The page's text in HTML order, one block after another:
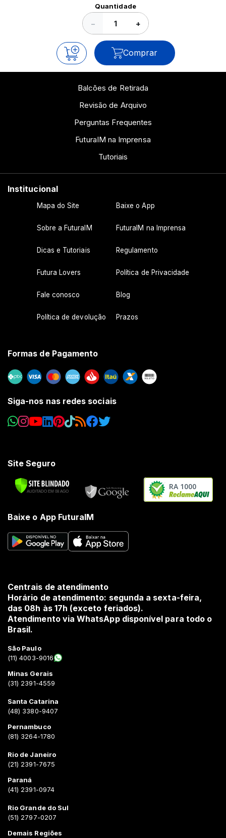
Quantidade
− +
Comprar
Balcões de Retirada
Revisão de Arquivo
Perguntas Frequentes
FuturaIM na Imprensa
Tutoriais
Institucional
Mapa do Site Baixe o App
Sobre a FuturaIM FuturaIM na Imprensa
Dicas e Tutoriais Regulamento
Futura Lovers Política de Privacidade
Fale conosco Blog
Política de devolução Prazos
Formas de Pagamento
Siga-nos nas redes sociais
Site Seguro
RA 1000
Baixe o App FuturaIM
Centrais de atendimento
Horário de atendimento: segunda a sexta-feira,
das 08h às 17h (exceto feriados).
Atendimento via WhatsApp disponível para todo o
Brasil.
São Paulo
(11) 4003-9016
Minas Gerais
(31) 2391-4559
Santa Catarina
(48) 3380-9407
Pernambuco
(81) 3264-1780
Rio de Janeiro
(21) 2391-7675
Paraná
(41) 2391-0974
Rio Grande do Sul
(51) 2797-0207
Demais Regiões